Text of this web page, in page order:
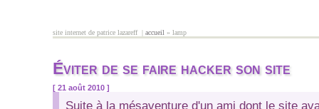
site internet de patrice lazareff |
vous êtes ici
accueil » lamp
Éviter de se faire hacker son site
[ 21 août 2010 ]
Suite à la mésaventure d'un ami dont le site